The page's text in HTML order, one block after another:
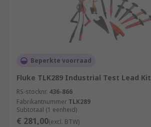
Beperkte voorraad
Fluke TLK289 Industrial Test Lead Kit
RS-stocknr. 436-866
Fabrikantnummer TLK289
Subtotaal (1 eenheid)
€ 281,00(excl. BTW)